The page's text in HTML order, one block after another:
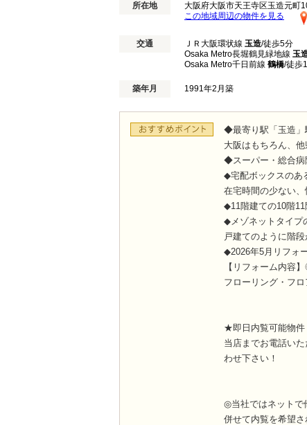
所在地
大阪府大阪市天王寺区玉造元町
この地域周辺の物件を見る
交通 ＪＲ大阪環状線 玉造/徒歩5分
Osaka Metro長堀鶴見緑地線 玉
Osaka Metro千日前線 鶴橋/徒歩
築年月 1991年2月築
◆最寄り駅「玉造」
大阪はもちろん、
◆スーパー・総合病
◆宅配ボックスのあ
在宅時間の少ない
◆11階建ての10階
◆メゾネットタイプ
戸建てのように階
◆2026年5月リフォ
【リフォーム内容
フローリング・フ
★即日内覧可能物
当店までお電話い
わせ下さい！
◎当社ではネットで
併せて内覧を希望さ